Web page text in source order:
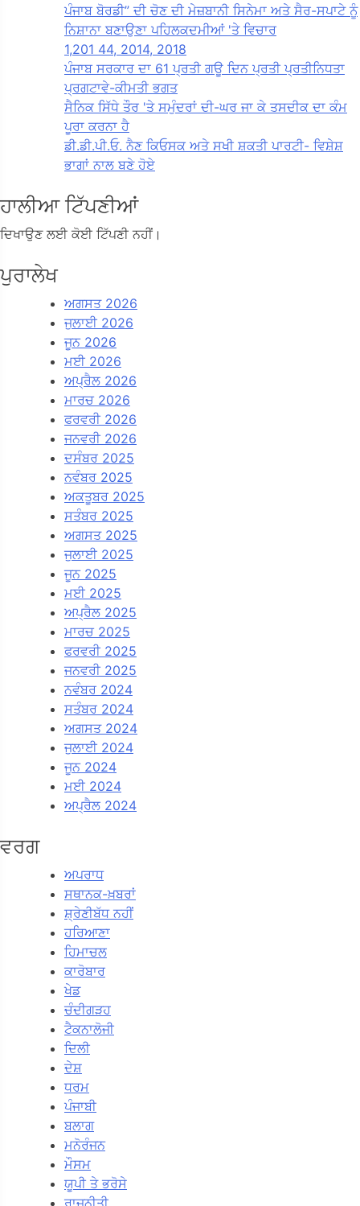
ਪੰਜਾਬ ਬੋਰਡੀ” ਦੀ ਚੋਣ ਦੀ ਮੇਜ਼ਬਾਨੀ ਸਿਨੇਮਾ ਅਤੇ ਸੈਰ-ਸਪਾਟੇ ਨੂੰ
ਨਿਸ਼ਾਨਾ ਬਣਾਉਣਾ ਪਹਿਲਕਦਮੀਆਂ 'ਤੇ ਵਿਚਾਰ
1,201 44, 2014, 2018
ਪੰਜਾਬ ਸਰਕਾਰ ਦਾ 61 ਪ੍ਰਤੀ ਗਊ ਦਿਨ ਪ੍ਰਤੀ ਪ੍ਰਤੀਨਿਧਤਾ
ਪ੍ਰਗਟਾਵੇ-ਕੀਮਤੀ ਭਗਤ
ਸੈਨਿਕ ਸਿੱਧੇ ਤੌਰ 'ਤੇ ਸਮੁੰਦਰਾਂ ਦੀ-ਘਰ ਜਾ ਕੇ ਤਸਦੀਕ ਦਾ ਕੰਮ
ਪੂਰਾ ਕਰਨਾ ਹੈ
ਡੀ.ਡੀ.ਪੀ.ਓ. ਨੈਣ ਕਿਓਸਕ ਅਤੇ ਸਖੀ ਸ਼ਕਤੀ ਪਾਰਟੀ- ਵਿਸ਼ੇਸ਼
ਭਾਗਾਂ ਨਾਲ ਬਣੇ ਹੋਏ
ਹਾਲੀਆ ਟਿੱਪਣੀਆਂ
ਦਿਖਾਉਣ ਲਈ ਕੋਈ ਟਿੱਪਣੀ ਨਹੀਂ।
ਪੁਰਾਲੇਖ
ਅਗਸਤ 2026
ਜੁਲਾਈ 2026
ਜੂਨ 2026
ਮਈ 2026
ਅਪ੍ਰੈਲ 2026
ਮਾਰਚ 2026
ਫਰਵਰੀ 2026
ਜਨਵਰੀ 2026
ਦਸੰਬਰ 2025
ਨਵੰਬਰ 2025
ਅਕਤੂਬਰ 2025
ਸਤੰਬਰ 2025
ਅਗਸਤ 2025
ਜੁਲਾਈ 2025
ਜੂਨ 2025
ਮਈ 2025
ਅਪ੍ਰੈਲ 2025
ਮਾਰਚ 2025
ਫਰਵਰੀ 2025
ਜਨਵਰੀ 2025
ਨਵੰਬਰ 2024
ਸਤੰਬਰ 2024
ਅਗਸਤ 2024
ਜੁਲਾਈ 2024
ਜੂਨ 2024
ਮਈ 2024
ਅਪ੍ਰੈਲ 2024
ਵਰਗ
ਅਪਰਾਧ
ਸਥਾਨਕ-ਖ਼ਬਰਾਂ
ਸ਼੍ਰੇਣੀਬੱਧ ਨਹੀਂ
ਹਰਿਆਣਾ
ਹਿਮਾਚਲ
ਕਾਰੋਬਾਰ
ਖੇਡ
ਚੰਦੀਗੜਹ
ਟੈਕਨਾਲੋਜੀ
ਦਿਲੀ
ਦੇਸ਼
ਧਰਮ
ਪੰਜਾਬੀ
ਬਲਾਗ
ਮਨੋਰੰਜਨ
ਮੌਸਮ
ਯੂਪੀ ਤੇ ਭਰੋਸੇ
ਰਾਜਨੀਤੀ